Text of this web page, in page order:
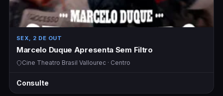
SEX, 2 DE OUT
Marcelo Duque Apresenta Sem Filtro
Cine Theatro Brasil Vallourec · Centro
Consulte